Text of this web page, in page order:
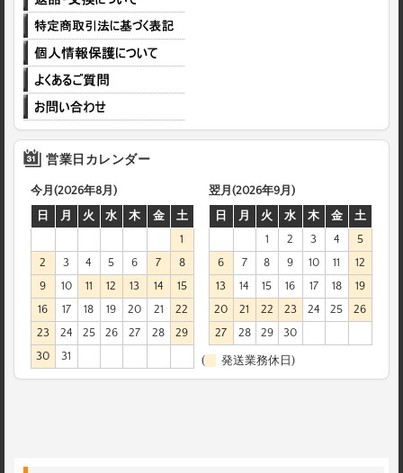
営業日カレンダー
今月(2026年8月)
日
月 火 水 木 金
土
1
2
3 4 5 6 7
8
9
10 11 12 13 14
15
16
17 18 19 20 21
22
23
24 25 26 27 28
29
30
31
翌月(2026年9月)
日
月 火 水 木 金
土
1
2 3 4
5
6
7 8 9 10 11
12
13
14 15 16 17 18
19
20
21 22 23 24 25
26
27
28 29 30
( 発送業務休日)